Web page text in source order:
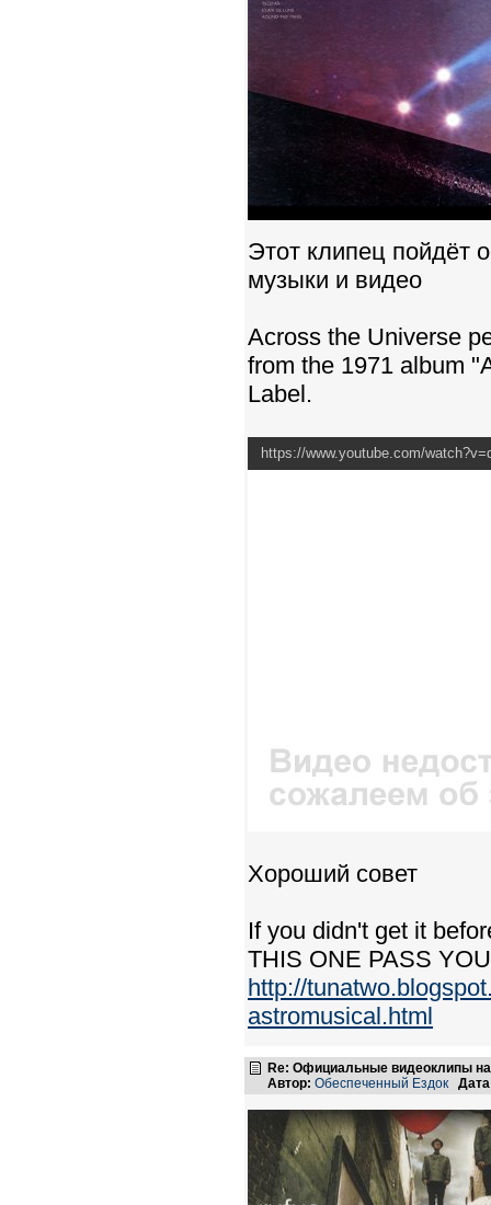
Этот клипец пойдёт
музыки и видео
Across the Universe
from the 1971 album
Label.
https://www.youtube.com/
Хороший совет
If you didn't get it
THIS ONE PASS
http://
astromusical.html
Re: Официальные видеоклипы
Автор: Обеспеченный Ездок